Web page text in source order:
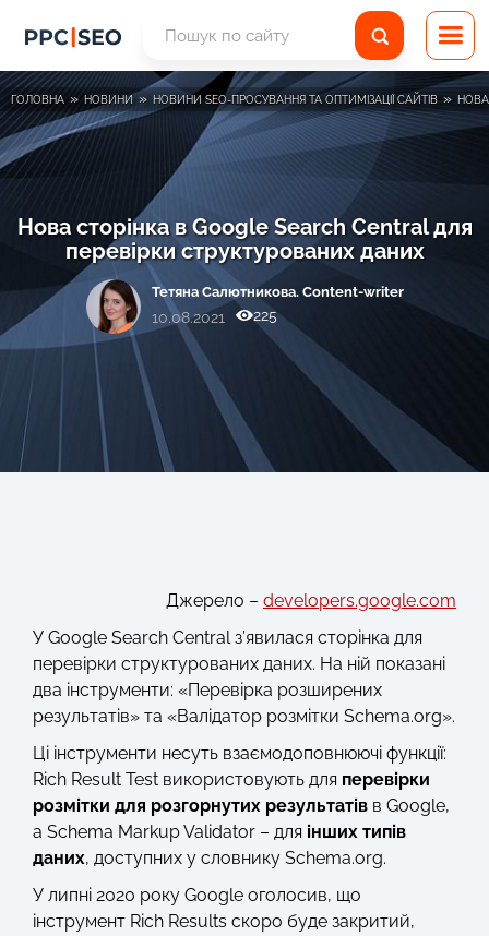
ГОЛОВНА » НОВИНИ » НОВИНИ SEO-ПРОСУВАННЯ ТА ОПТИМІЗАЦІЇ САЙТІВ » НОВА
Нова сторінка в Google Search Central для
перевірки структурованих даних
Тетяна Салютникова. Content-writer
10.08.2021 225
Джерело – developers.google.com
У Google Search Central з’явилася сторінка для
перевірки структурованих даних. На ній показані
два інструменти: «Перевірка розширених
результатів» та «Валідатор розмітки Schema.org».
Ці інструменти несуть взаємодоповнюючі функції:
Rich Result Test використовують для перевірки
розмітки для розгорнутих результатів в Google,
а Schema Markup Validator – для інших типів
даних, доступних у словнику Schema.org.
У липні 2020 року Google оголосив, що
інструмент Rich Results скоро буде закритий,